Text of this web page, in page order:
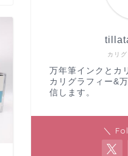
カリ
万年筆インクとカ
カリグラフィー&
信します。
＼